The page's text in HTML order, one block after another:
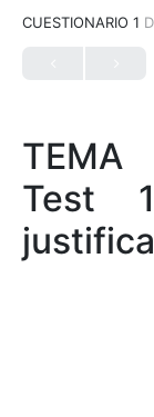
CUESTIONARIO 1
TEMA
Test